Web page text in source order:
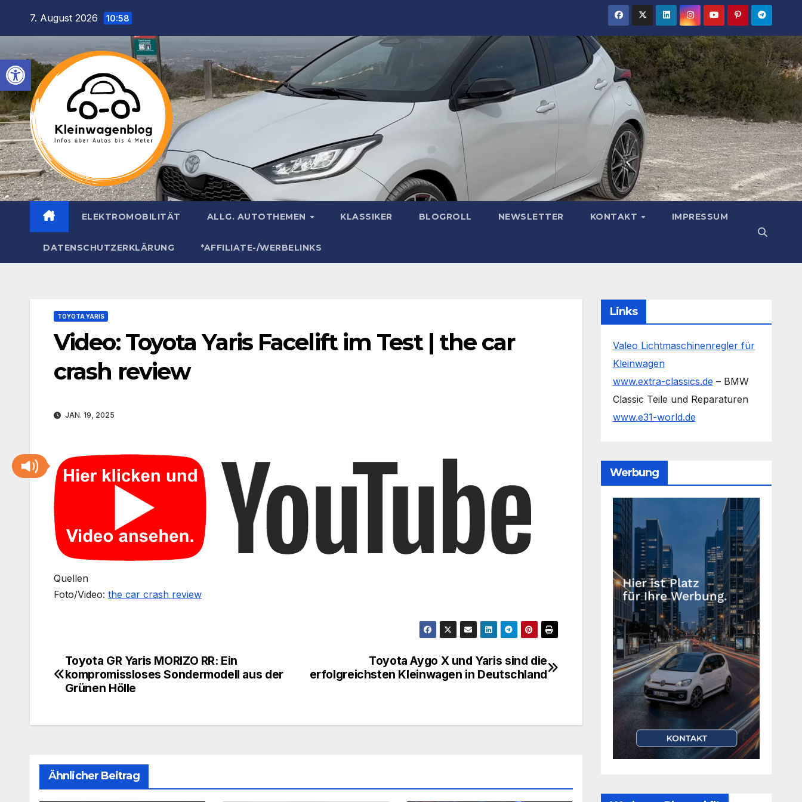
Werkzeugleiste öffnen
springen7. August 2026 10:58
ELEKTROMOBILITÄT ALLG. AUTOTHEMEN KLASSIKER BLOGROLL NEWSLETTER KONTAKT IMPRESSUM
DATENSCHUTZERKLÄRUNG *AFFILIATE-/WERBELINKS
TOYOTA YARIS
Video: Toyota Yaris Facelift im Test | the car
crash review
JAN. 19, 2025
Quellen
Foto/Video: the car crash review
Beitragsnavigation
Toyota Aygo X und Yaris sind die
erfolgreichsten Kleinwagen in Deutschland
Toyota GR Yaris MORIZO RR: Ein
kompromissloses Sondermodell aus der
Grünen Hölle
Ähnlicher Beitrag
Links
Valeo Lichtmaschinenregler für
Kleinwagen
www.extra-classics.de – BMW
Classic Teile und Reparaturen
www.e31-world.de
Werbung